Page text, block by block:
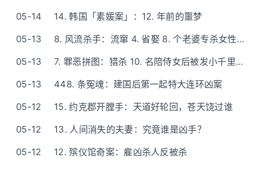
05-14
14. 韩国「素媛案」：12. 年前的噩梦
05-13
8. 风流杀手：流窜 4. 省娶 8. 个老婆专杀女性的恶魔
05-13
7. 罪恶拼图：猎杀 10. 名陪侍女后被发小千里追凶
05-13
448. 条冤魂：建国后第一起特大连环凶案
05-12
15. 约克郡开膛手：天道好轮回，苍天饶过谁
05-12
13. 人间消失的夫妻：究竟谁是凶手？
05-12
12. 殡仪馆奇案：雇凶杀人反被杀